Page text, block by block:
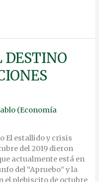
DESTINO
(Economía
El estallido y crisis
del 2019 dieron
actualmente está en
del “Apruebo” y la
el plebiscito de octubre